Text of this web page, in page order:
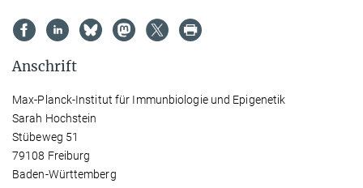
Anschrift
Max-Planck-Institut für Immunbiologie und Epigenetik
Sarah Hochstein
Stübeweg 51
79108 Freiburg
Baden-Württemberg